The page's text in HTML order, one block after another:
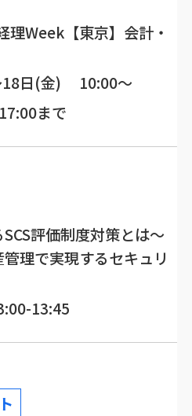
理Week【東京】会計・
18日(金) 10:00～
まで
評価制度対策とは～
理で実現するセキュリ
13:45